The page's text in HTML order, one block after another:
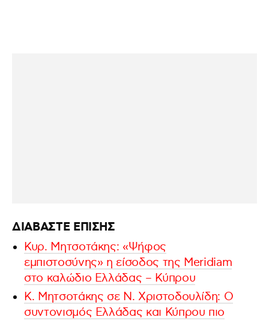
ΔΙΑΒΑΣΤΕ ΕΠΙΣΗΣ
Κυρ. Μητσοτάκης: «Ψήφος
εμπιστοσύνης» η είσοδος της Meridiam
στο καλώδιο Ελλάδας – Κύπρου
Κ. Μητσοτάκης σε Ν. Χριστοδουλίδη: O
συντονισμός Ελλάδας και Κύπρου πιο